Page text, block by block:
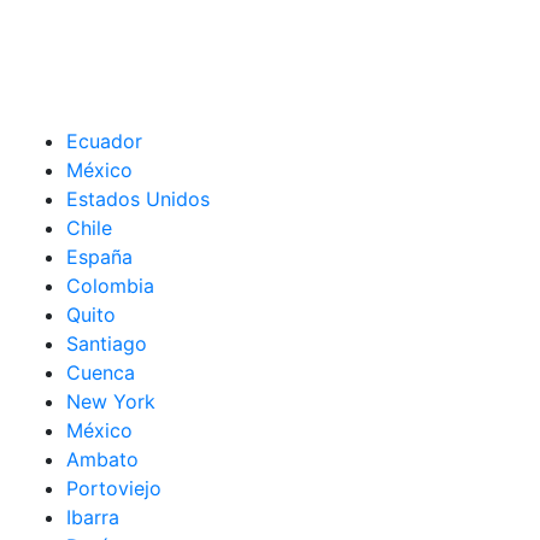
Ecuador
México
Estados Unidos
Chile
España
Colombia
Quito
Santiago
Cuenca
New York
México
Ambato
Portoviejo
Ibarra